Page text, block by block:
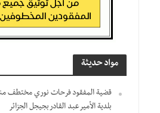
مواد حديثة
بلدية الأمير عبد القادر بجيجل الجزائر